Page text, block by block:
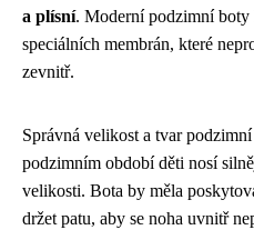
a plísní. Moderní podzimní boty
speciálních membrán, které
zevnitř.
Správná velikost a tvar
podzimním období děti nosí
velikosti. Bota by měla
držet patu, aby se noha uvnitř